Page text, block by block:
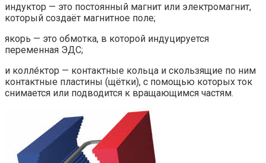
индуктор — это постоянный магнит или электромагнит,
который создаёт магнитное поле;
якорь — это обмотка, в которой индуцируется
переменная ЭДС;
и колле́ктор — контактные кольца и скользящие по ним
контактные пластины (щётки), с помощью которых ток
снимается или подводится к вращающимся частям.